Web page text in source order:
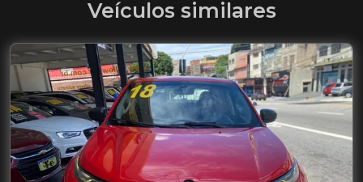
Veículos similares